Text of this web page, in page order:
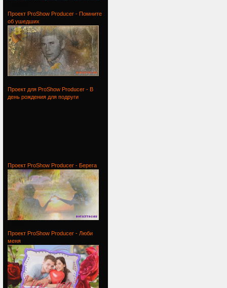
Проект ProShow Producer - Помните
об ушедших
Проект для ProShow Producer - В
день рождения для подруги
Проект ProShow Producer - Берега
Проект ProShow Producer - Люби
меня